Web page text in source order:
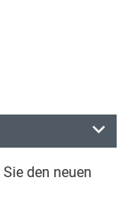
den neuen